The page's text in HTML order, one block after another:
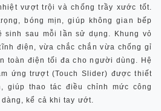
vượt trội và chống trầy xước tốt.
bóng mịn, giúp không gian bếp
sau mỗi lần sử dụng. Khung vỏ
điện , vừa chắc chắn vừa chống gỉ
toàn điện tối đa cho người dùng. Hệ
ứng trượt (Touch Slider) được thiết
giúp thao tác điều chỉnh mức công
kể cả khi tay ướt.